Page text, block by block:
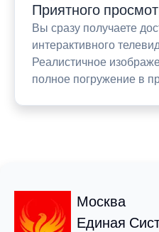
Приятного
Вы сразу получаете
интерактивного
Реалистичное
полное погружение в
Москва
Единая